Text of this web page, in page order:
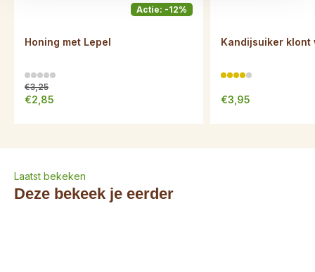
Actie: -12%
Honing met Lepel
€3,25
€2,85
Kandijsuiker klont
€3,95
Laatst bekeken
Deze bekeek je eerder